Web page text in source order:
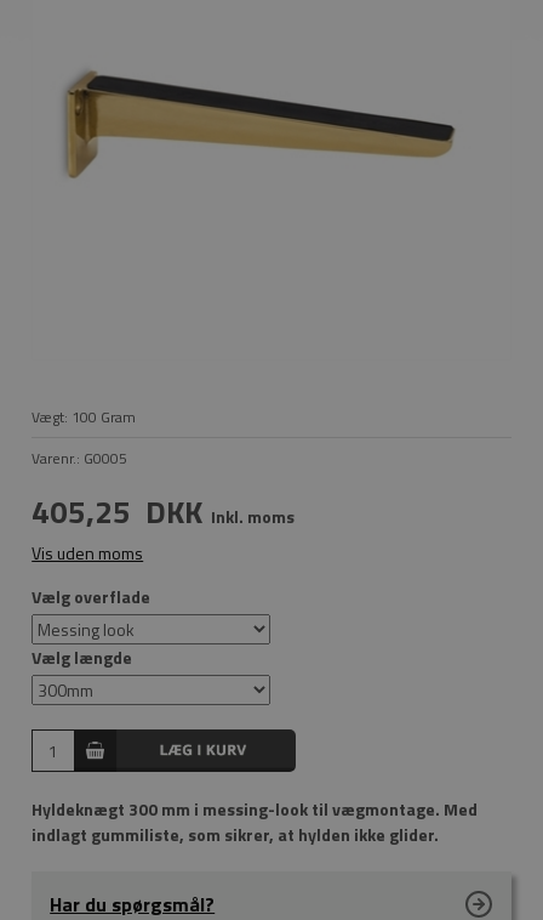
Vægt: 100 Gram
Varenr.: G0005
405,25 DKK Inkl. moms
Vis uden moms
Vælg overflade
Vælg længde
Hyldeknægt 300 mm i messing-look til vægmontage. Med
indlagt gummiliste, som sikrer, at hylden ikke glider.
Har du spørgsmål?